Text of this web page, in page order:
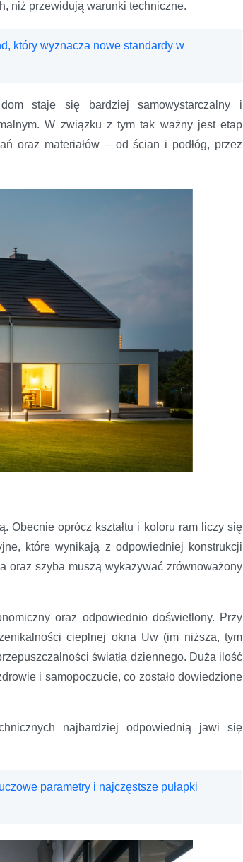
niż przewidują warunki techniczne.
który wyznacza nowe standardy w
staje się bardziej samowystarczalny i
W związku z tym tak ważny jest etap
oraz materiałów – od ścian i podłóg, przez
Obecnie oprócz kształtu i koloru ram liczy się
które wynikają z odpowiedniej konstrukcji
oraz szyba muszą wykazywać zrównoważony
oraz odpowiednio doświetlony. Przy
cieplnej okna Uw (im niższa, tym
światła dziennego. Duża ilość
i samopoczucie, co zostało dowiedzione
najbardziej odpowiednią jawi się
parametry i najczęstsze pułapki